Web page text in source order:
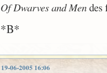
Of Dwarves and Mendes
*B*
19-06-2005 16:06